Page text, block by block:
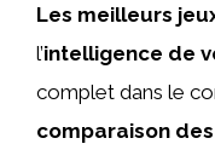
Les meilleurs
l’intelligence de
complet dans le
comparaison